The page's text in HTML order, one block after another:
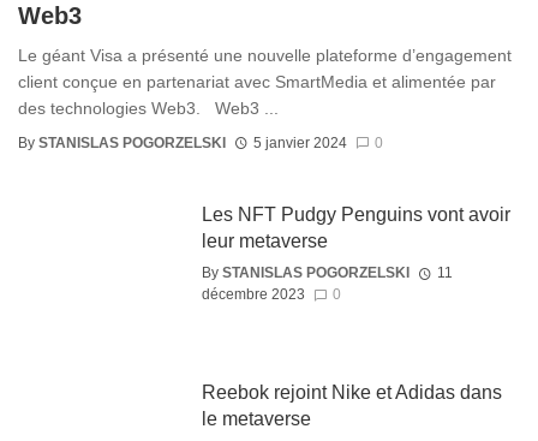
Web3
Le géant Visa a présenté une nouvelle plateforme d’engagement
client conçue en partenariat avec SmartMedia et alimentée par
des technologies Web3. Web3 ...
By STANISLAS POGORZELSKI 5 janvier 2024 0
Les NFT Pudgy Penguins vont avoir
leur metaverse
By STANISLAS POGORZELSKI
11
décembre 2023
0
Reebok rejoint Nike et Adidas dans
le metaverse